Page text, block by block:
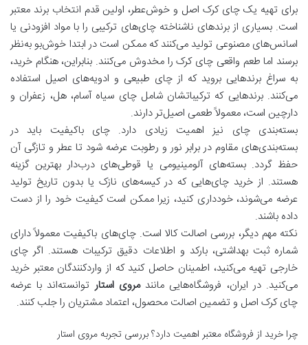
برای تهیه یک چای کرک اصل و خوش‌عطر، اولین قدم انتخاب برند معتبر
است. بسیاری از برندهای ناشناخته چای‌های ترکیبی را با مواد افزودنی یا
اسانس‌های مصنوعی تولید می‌کنند که ممکن است در ابتدا خوش‌بو به‌نظر
برسند اما طعم واقعی چای کرک را مخدوش می‌کنند. بنابراین، هنگام خرید،
به سراغ برندهایی بروید که از چای طبیعی و ادویه‌های اصیل استفاده
می‌کنند. برندهایی که ترکیباتشان شامل چای سیاه آسام، هل، زعفران و
دارچین است، معمولاً طعمی اصیل‌تر دارند.
بسته‌بندی چای نیز اهمیت زیادی دارد. چای باکیفیت باید در
بسته‌بندی‌های مقاوم در برابر نور و رطوبت عرضه شود تا عطر و تازگی آن
حفظ گردد. بسته‌های آلومینیومی یا قوطی‌های درب‌دار بهترین گزینه
هستند. از خرید چای‌هایی که در کیسه‌های نازک یا بدون تاریخ تولید
عرضه می‌شوند، خودداری کنید، زیرا ممکن است کیفیت خود را از دست
داده باشند.
نکته مهم دیگر، بررسی اصالت کالا است. چای‌های باکیفیت معمولاً دارای
شماره ثبت بهداشتی، بارکد و اطلاعات دقیق ترکیبات هستند. اگر چای
خارجی تهیه می‌کنید، اطمینان حاصل کنید که از واردکنندگان معتبر خرید
می‌کنید. در ایران، فروشگاه‌هایی مانندمروی استار توانسته‌اند با عرضه
چای کرک اصل و تضمین اصالت محصول، اعتماد مشتریان را جلب کنند.
چرا خرید از فروشگاه معتبر اهمیت دارد؟ بررسی تجربه مروی استار